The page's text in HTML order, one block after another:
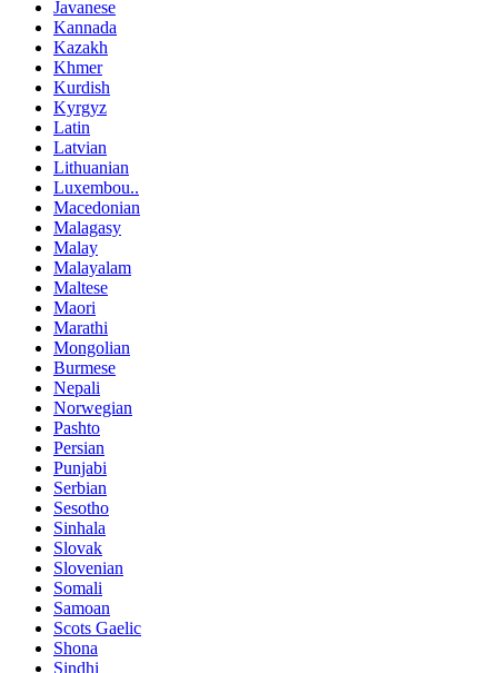
Javanese
Kannada
Kazakh
Khmer
Kurdish
Kyrgyz
Latin
Latvian
Lithuanian
Luxembou..
Macedonian
Malagasy
Malay
Malayalam
Maltese
Maori
Marathi
Mongolian
Burmese
Nepali
Norwegian
Pashto
Persian
Punjabi
Serbian
Sesotho
Sinhala
Slovak
Slovenian
Somali
Samoan
Scots Gaelic
Shona
Sindhi